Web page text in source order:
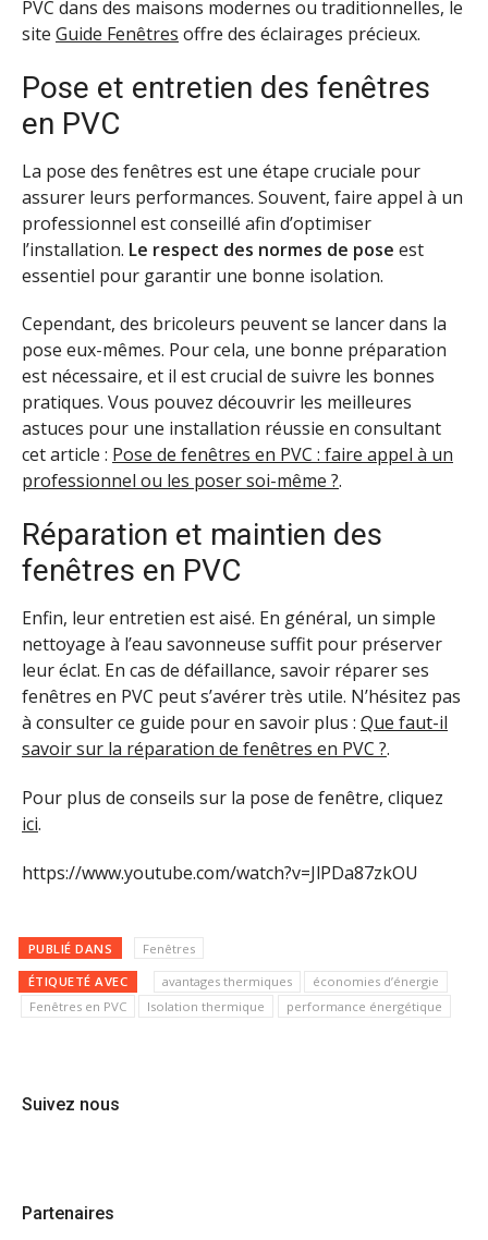
PVC dans des maisons modernes ou traditionnelles, le
site Guide Fenêtres offre des éclairages précieux.
Pose et entretien des fenêtres
en PVC
La pose des fenêtres est une étape cruciale pour
assurer leurs performances. Souvent, faire appel à un
professionnel est conseillé afin d’optimiser
l’installation. Le respect des normes de pose est
essentiel pour garantir une bonne isolation.
Cependant, des bricoleurs peuvent se lancer dans la
pose eux-mêmes. Pour cela, une bonne préparation
est nécessaire, et il est crucial de suivre les bonnes
pratiques. Vous pouvez découvrir les meilleures
astuces pour une installation réussie en consultant
cet article : Pose de fenêtres en PVC : faire appel à un
professionnel ou les poser soi-même ?.
Réparation et maintien des
fenêtres en PVC
Enfin, leur entretien est aisé. En général, un simple
nettoyage à l’eau savonneuse suffit pour préserver
leur éclat. En cas de défaillance, savoir réparer ses
fenêtres en PVC peut s’avérer très utile. N’hésitez pas
à consulter ce guide pour en savoir plus : Que faut-il
savoir sur la réparation de fenêtres en PVC ?.
Pour plus de conseils sur la pose de fenêtre, cliquez
ici.
https://www.youtube.com/watch?v=JlPDa87zkOU
PUBLIÉ DANS Fenêtres
ÉTIQUETÉ AVEC avantages thermiques
économies d’énergie
Fenêtres en PVC
Isolation thermique performance énergétique
Suivez nous
Partenaires